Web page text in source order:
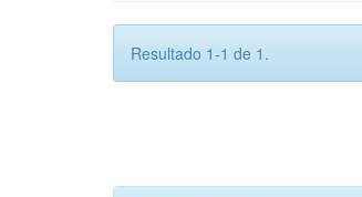
Resultado 1-1 de 1.